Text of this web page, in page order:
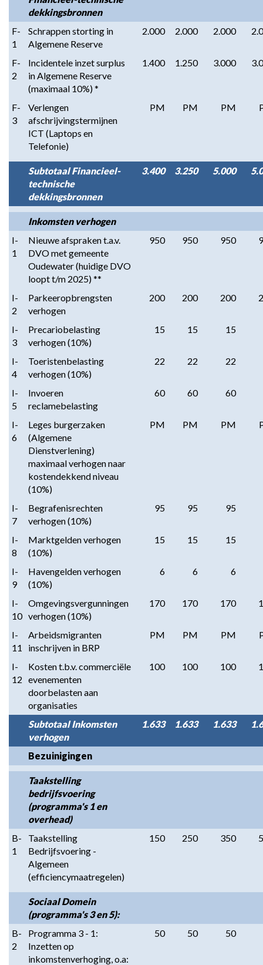
dekkingsbronnen
F-
1
Schrappen storting in
Algemene Reserve
2.000 2.000 2.000
F-
2
Incidentele inzet surplus
in Algemene Reserve
(maximaal 10%) *
1.400 1.250 3.000
F-
3
Verlengen
afschrijvingstermijnen
ICT (Laptops en
Telefonie)
PM PM PM
Subtotaal Financieel-
technische
dekkingsbronnen
3.400 3.250 5.000
Inkomsten verhogen
I-
1
Nieuwe afspraken t.a.v.
DVO met gemeente
Oudewater (huidige DVO
loopt t/m 2025) **
950 950 950
I-
2
Parkeeropbrengsten
verhogen
200 200 200
I-
3
Precariobelasting
verhogen (10%)
15 15 15
I-
4
Toeristenbelasting
verhogen (10%)
22 22 22
I-
5
Invoeren
reclamebelasting
60 60 60
I-
6
Leges burgerzaken
(Algemene
Dienstverlening)
maximaal verhogen naar
kostendekkend niveau
(10%)
PM PM PM
I-
7
Begrafenisrechten
verhogen (10%)
95 95 95
I-
8
Marktgelden verhogen
(10%)
15 15 15
I-
9
Havengelden verhogen
(10%)
6 6 6
I-
10
Omgevingsvergunningen
verhogen (10%)
170 170 170
I-
11
Arbeidsmigranten
inschrijven in BRP
PM PM PM
I-
12
Kosten t.b.v. commerciële
evenementen
doorbelasten aan
organisaties
100 100 100
Subtotaal Inkomsten
verhogen
1.633 1.633 1.633
Bezuinigingen
Taakstelling
bedrijfsvoering
(programma's 1 en
overhead)
B-
1
Taakstelling
Bedrijfsvoering -
Algemeen
(efficiencymaatregelen)
150 250 350
Sociaal Domein
(programma's 3 en 5):
B-
2
Programma 3 - 1:
Inzetten op
inkomstenverhoging, o.a:
50 50 50